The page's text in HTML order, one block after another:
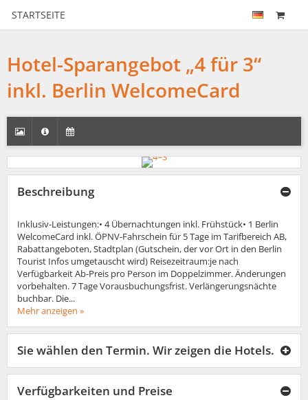
STARTSEITE
Hotel-Sparangebot „4 für 3“
inkl. Berlin WelcomeCard
Beschreibung
Inklusiv-Leistungen:• 4 Übernachtungen inkl. Frühstück• 1 Berlin
WelcomeCard inkl. ÖPNV-Fahrschein für 5 Tage im Tarifbereich AB,
Rabattangeboten, Stadtplan (Gutschein, der vor Ort in den Berlin
Tourist Infos umgetauscht wird) Reisezeitraum:je nach
Verfügbarkeit Ab-Preis pro Person im Doppelzimmer. Änderungen
vorbehalten. 7 Tage Vorausbuchungsfrist. Verlängerungsnächte
buchbar. Die...
Mehr anzeigen »
Sie wählen den Termin. Wir zeigen die Hotels.
Verfügbarkeiten und Preise